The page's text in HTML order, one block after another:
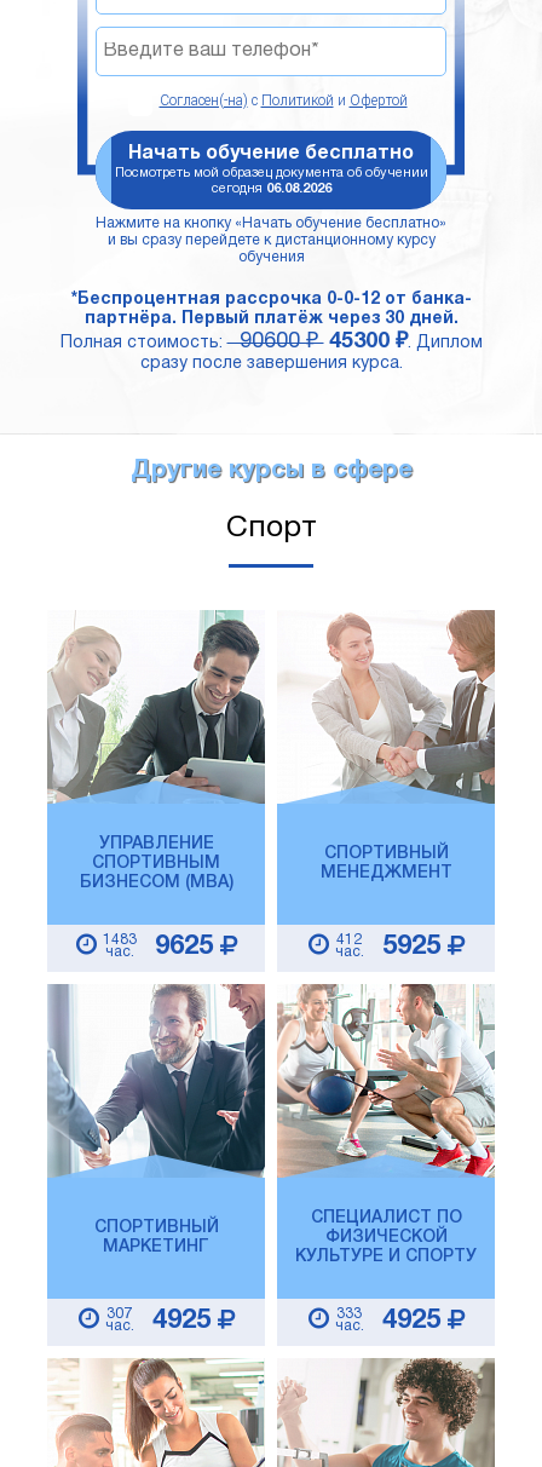
Согласен(-на) с Политикой и Офертой
Начать обучение бесплатно
Посмотреть мой образец документа об обучении
сегодня 06.08.2026
Нажмите на кнопку «Начать обучение бесплатно»
и вы сразу перейдете к дистанционному курсу
обучения
*Беспроцентная рассрочка 0-0-12 от банка-
партнёра. Первый платёж через 30 дней.
Полная стоимость:90600 ₽ 45300 ₽. Диплом
сразу после завершения курса.
Другие курсы в сфере
Спорт
УПРАВЛЕНИЕ
СПОРТИВНЫМ
БИЗНЕСОМ (MBA)
1483
час.
9625
СПОРТИВНЫЙ
МЕНЕДЖМЕНТ
412
час.
5925
СПОРТИВНЫЙ
МАРКЕТИНГ
307
час.
4925
СПЕЦИАЛИСТ ПО
ФИЗИЧЕСКОЙ
КУЛЬТУРЕ И СПОРТУ
333
час.
4925